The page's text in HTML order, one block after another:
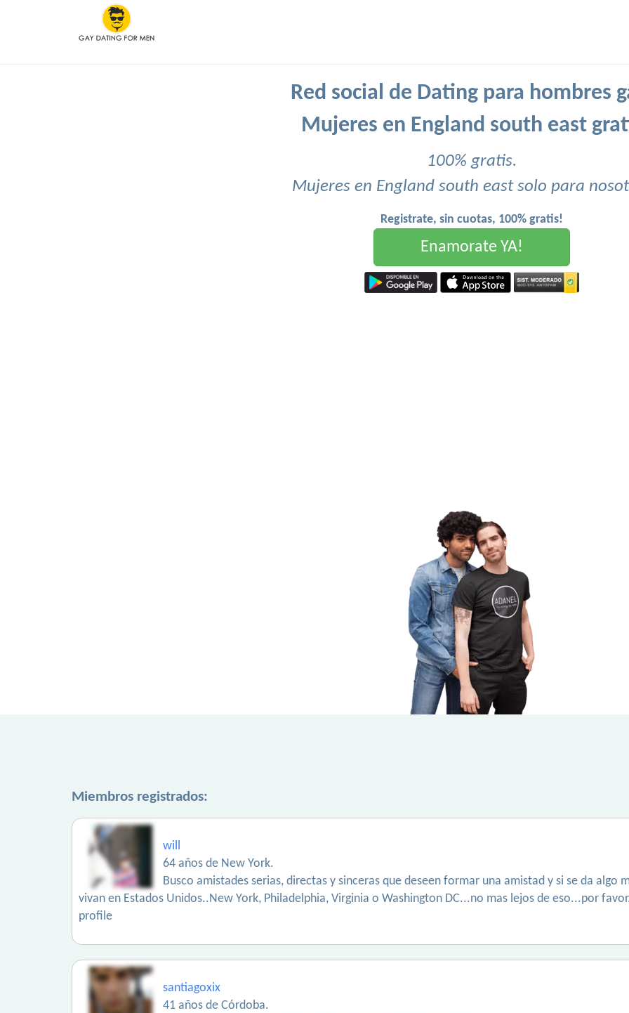
Red social de Dating para hombres
Mujeres en England south east
100% gratis.
Mujeres en England south east solo para
Registrate, sin cuotas, 100% gratis!
Enamorate YA!
Miembros registrados:
will
64 años de New York.
Busco amistades serias, directas y sinceras que deseen formar una amistad y si se da algo
vivan en Estados Unidos..New York, Philadelphia, Virginia o Washington DC...no mas lejos de eso...por
profile
santiagoxix
41 años de Córdoba.